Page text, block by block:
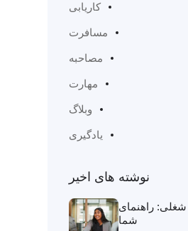
کاریابی
مسافرت
مصاحبه
مهارت
وبلاگ
یادگیری
نوشته های اخیر
شغلی: راهنمای
شما